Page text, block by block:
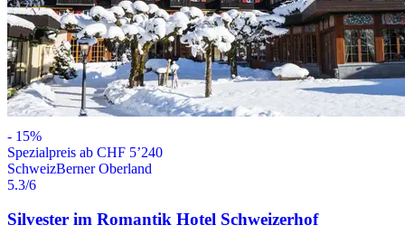
- 15%
Spezialpreis ab CHF 5’240
SchweizBerner Oberland
5.3/6
Silvester im Romantik Hotel Schweizerhof